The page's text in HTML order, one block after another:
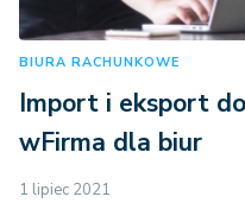
BIURA RACHUNKOWE
Import i eksport
wFirma dla biur
1 lipiec 2021